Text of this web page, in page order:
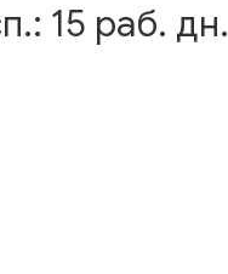
15 раб. дн.